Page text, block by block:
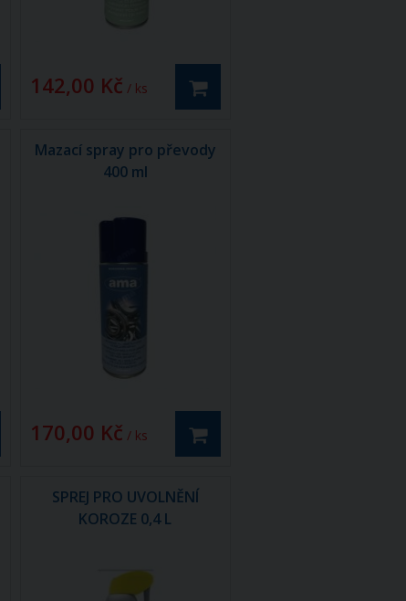
142,00 Kč / ks
Mazací spray pro převody
400 ml
170,00 Kč / ks
SPREJ PRO UVOLNĚNÍ
KOROZE 0,4 L